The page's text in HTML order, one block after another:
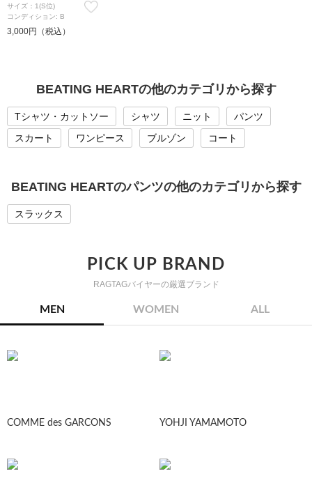
サイズ：1(S位)
コンディション: B
3,000円（税込）
BEATING HEARTの他のカテゴリから探す
Tシャツ・カットソー シャツ ニット
パンツ
スカート
ワンピース ブルゾン コート
BEATING HEARTのパンツの他のカテゴリから探す
スラックス
PICK UP BRAND
RAGTAGバイヤーの厳選ブランド
MEN WOMEN ALL
COMME des GARCONS YOHJI YAMAMOTO